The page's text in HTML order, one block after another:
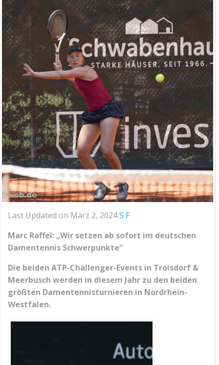
Last Updated on März 2, 2024S F
Marc Raffel: „Wir setzen ab sofort im deutschen
Damentennis Schwerpunkte“
Die beiden ATP-Challenger-Events in Troisdorf &
Meerbusch werden in diesem Jahr zu den beiden
größten Damentennisturnieren in Nordrhein-
Westfalen.